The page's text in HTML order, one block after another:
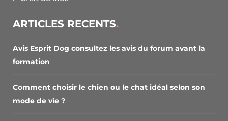
ARTICLES RECENTS
Avis Esprit Dog consultez les avis du forum avant la
formation
Comment choisir le chien ou le chat idéal selon son
mode de vie ?